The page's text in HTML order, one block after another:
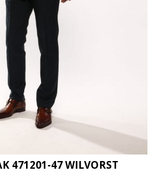
471201-47 WILVORST